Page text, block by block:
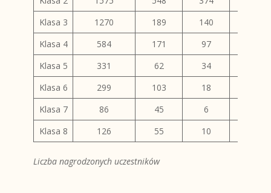
Klasa 3
1270 189 140
Klasa 4
584 171 97
Klasa 5
331 62 34
Klasa 6
299 103 18
Klasa 7
86 45 6
Klasa 8
126 55 10
Liczba nagrodzonych uczestników